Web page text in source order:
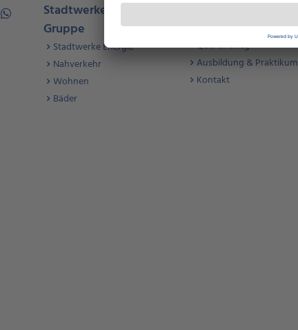
Stadtwerke Jena
Gruppe
Stadtwerke Energie
Nahverkehr
Wohnen
Bäder
Stellenangebote
Quereinstieg
Ausbildung & Praktikum
Kontakt